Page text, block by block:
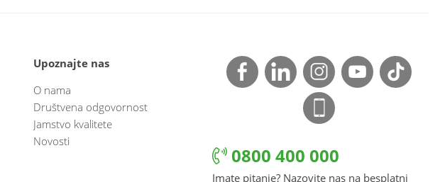
Upoznajte nas
O nama
Društvena odgovornost
Jamstvo kvalitete
Novosti
0800 400 000
Imate pitanje? Nazovite nas na besplatni